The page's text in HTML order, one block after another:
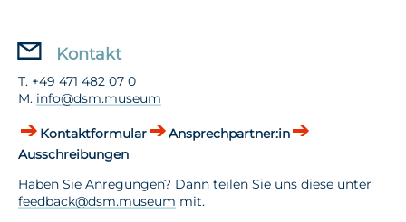
Kontakt
T. +49 471 482 07 0
M. info@dsm.museum
Kontaktformular
Ansprechpartner:in
Ausschreibungen
Haben Sie Anregungen? Dann teilen Sie uns diese unter
feedback@dsm.museum mit.